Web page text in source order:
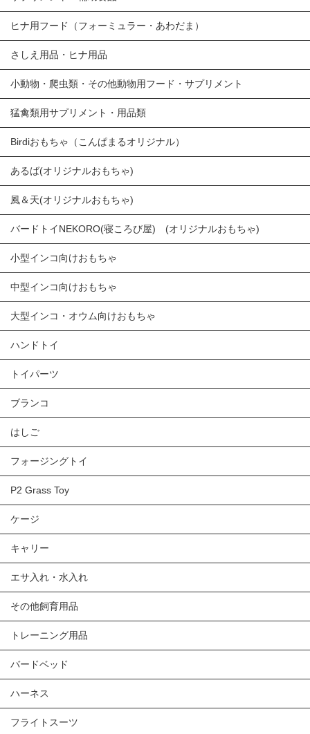
ヒナ用フード（フォーミュラー・あわだま）
さしえ用品・ヒナ用品
小動物・爬虫類・その他動物用フード・サプリメント
猛禽類用サプリメント・用品類
Birdiおもちゃ（こんぱまるオリジナル）
あるば(オリジナルおもちゃ)
風＆天(オリジナルおもちゃ)
バードトイNEKORO(寝ころび屋) (オリジナルおもちゃ)
小型インコ向けおもちゃ
中型インコ向けおもちゃ
大型インコ・オウム向けおもちゃ
ハンドトイ
トイパーツ
ブランコ
はしご
フォージングトイ
P2 Grass Toy
ケージ
キャリー
エサ入れ・水入れ
その他飼育用品
トレーニング用品
バードベッド
ハーネス
フライトスーツ